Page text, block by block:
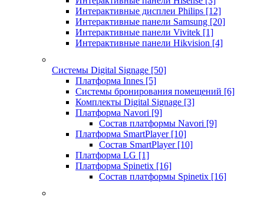
Интерактивные дисплеи Philips [12]
Интерактивные панели Samsung [20]
Интерактивные панели Vivitek [1]
Интерактивные панели Hikvision [4]
Системы Digital Signage [50]
Платформа Innes [5]
Системы бронирования помещений [6]
Комплекты Digital Signage [3]
Платформа Navori [9]
Состав платформы Navori [9]
Платформа SmartPlayer [10]
Состав SmartPlayer [10]
Платформа LG [1]
Платформа Spinetix [16]
Состав платформы Spinetix [16]